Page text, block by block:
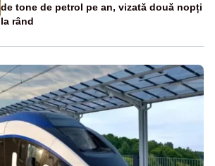
de tone de petrol pe an, vizată două nopți
la rând